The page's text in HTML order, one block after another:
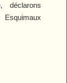
déclarons